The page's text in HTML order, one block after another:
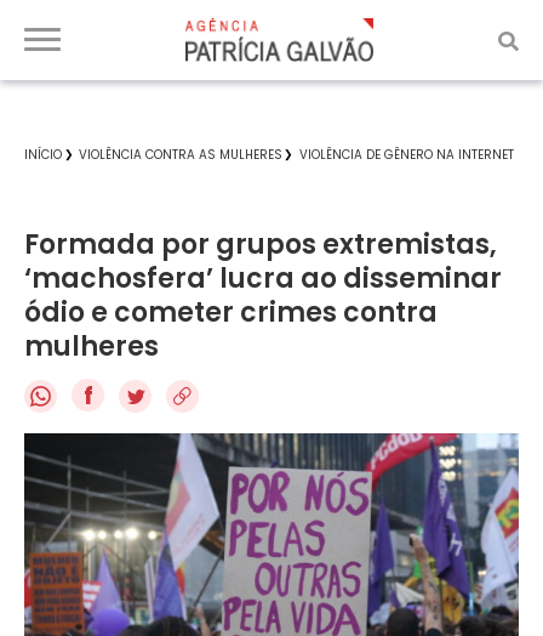
INÍCIO VIOLÊNCIA CONTRA AS MULHERES VIOLÊNCIA DE GÊNERO NA INTERNET
Formada por grupos extremistas,
‘machosfera’ lucra ao disseminar
ódio e cometer crimes contra
mulheres
f